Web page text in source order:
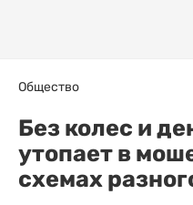
Общество
Без колес и
утопает в
схемах